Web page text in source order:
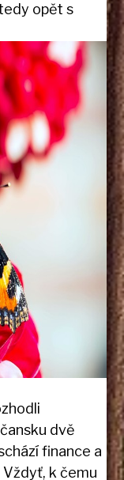
opět s
dvě
finance a
k čemu